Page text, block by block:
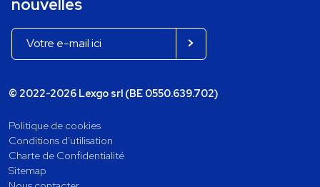
nouvelles
© 2022-2026 Lexgo srl (BE 0550.639.702)
Politique de cookies
Conditions d'utilisation
Charte de Confidentialité
Sitemap